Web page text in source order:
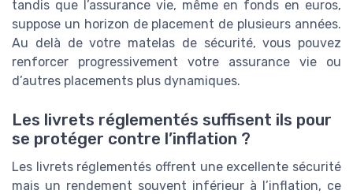
tandis que l’assurance vie, même en fonds en euros,
suppose un horizon de placement de plusieurs années.
Au delà de votre matelas de sécurité, vous pouvez
renforcer progressivement votre assurance vie ou
d’autres placements plus dynamiques.
Les livrets réglementés suffisent ils pour
se protéger contre l’inflation ?
Les livrets réglementés offrent une excellente sécurité
mais un rendement souvent inférieur à l’inflation, ce